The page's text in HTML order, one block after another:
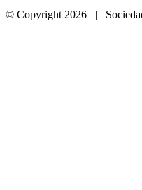
© Copyright 2026 |